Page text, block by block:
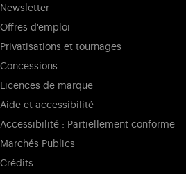
Newsletter
Offres d'emploi
Privatisations et tournages
Concessions
Licences de marque
Aide et accessibilité
Accessibilité : Partiellement conforme
Marchés Publics
Crédits